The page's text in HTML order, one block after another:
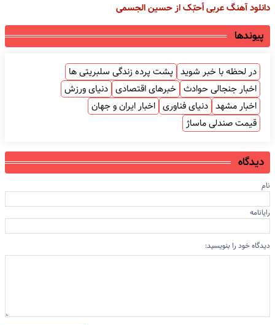
دانلود آهنگ عربی أحبّک از حسین الجسمی
پیوندها
در لحظه با خبر شوید پشت پرده زندگی سلبریتی ها
اخبار جنجالی حوادث خبرهای اقتصادی دنیای ورزش
اخبار مشهد دنیای فناوری اخبار ایران و جهان
قیمت صندلی ماساژ
دیدگاه
نام
رایانامه
دیدگاه خود را بنویسید: